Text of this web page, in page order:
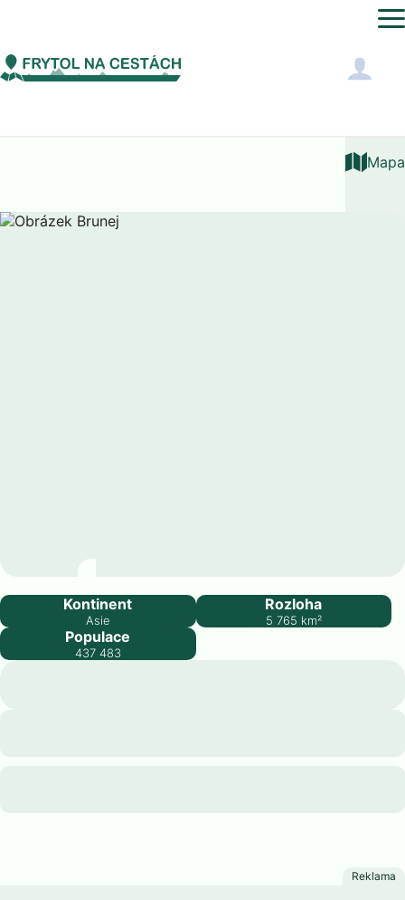
Asie BrunejVýrobky
Mapa
Brunej
Kontinent
Asie
Rozloha
5 765 km²
Populace
437 483